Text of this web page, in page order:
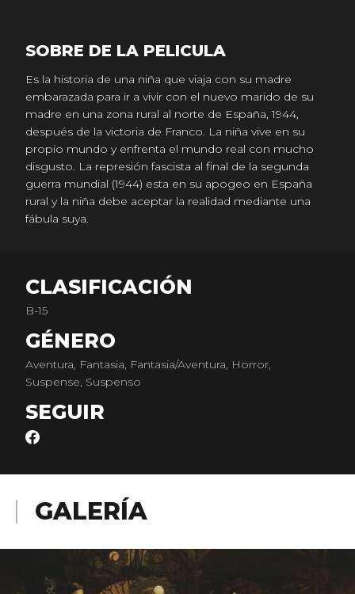
SOBRE DE LA PELICULA
Es la historia de una niña que viaja con su madre
embarazada para ir a vivir con el nuevo marido de su
madre en una zona rural al norte de España, 1944,
después de la victoria de Franco. La niña vive en su
propio mundo y enfrenta el mundo real con mucho
disgusto. La represión fascista al final de la segunda
guerra mundial (1944) esta en su apogeo en España
rural y la niña debe aceptar la realidad mediante una
fábula suya.
CLASIFICACIÓN
B-15
GÉNERO
Aventura, Fantasia, Fantasia/Aventura, Horror,
Suspense, Suspenso
SEGUIR
GALERÍA